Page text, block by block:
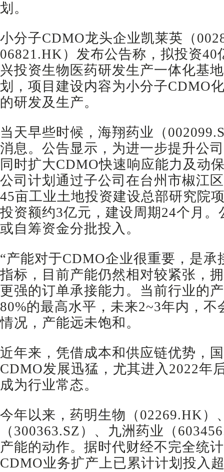
划。
小分子CDMO龙头企业凯莱英（
06821.HK）发布公告称，拟投资40
兴投资生物医药研发生产一体化基
划，项目建设内容为小分子CDMO
的研发及生产。
当天早些时候，海翔药业（
消息。公告显示，为进一步提升公
同时扩大CDMO快速响应能力及动
公司计划通过子公司在台州市椒江
45亩工业土地投资建设总部研究院
投资额约3亿元，建设周期24个月
或自筹资金分批投入。
“产能对于CDMO企业很重要，是承
指标，目前产能仍然相对较紧张，
更强的订单承接能力。当前行业的
80%的最高水平，未来2~3年内，不
情况，产能远未饱和。
近年来，凭借成本和供应链优势，
CDMO发展迅猛，尤其进入2022年
成为行业常态。
今年以来，药明生物（02269.HK）
（300363.SZ）、九洲药业（
产能的动作。据时代财经不完全统
CDMO业务扩产上已累计计划投入